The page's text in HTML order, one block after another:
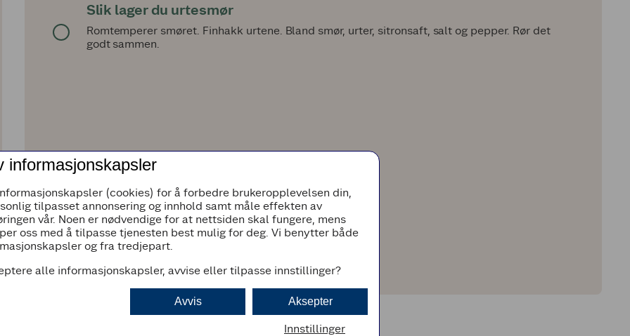
Slik lager du urtesmør
Romtemperer smøret. Finhakk urtene. Bland smør, urter, sitronsaft, salt og pepper. Rør det
godt sammen.
informasjonskapsler
(cookies) for å forbedre brukeropplevelsen din,
tilpasset annonsering og innhold samt måle effekten av
vår. Noen er nødvendige for at nettsiden skal fungere, mens
oss med å tilpasse tjenesten best mulig for deg. Vi benytter både
og fra tredjepart.
alle informasjonskapsler, avvise eller tilpasse innstillinger?
Aksepter
Avvis
Innstillinger